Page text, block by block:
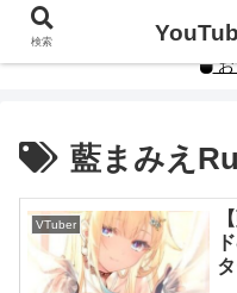
YouTuberや人気イン
お
藍まみえRu
VTuber
検索